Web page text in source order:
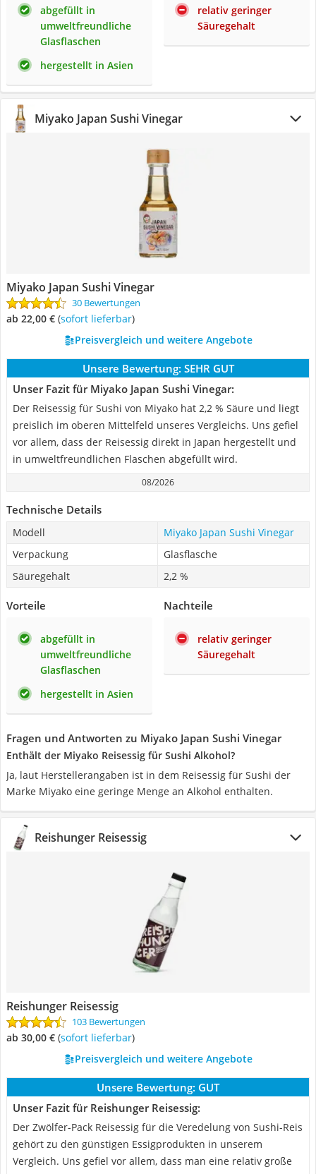
abgefüllt in
umweltfreundliche
Glasflaschen
hergestellt in Asien
relativ geringer
Säuregehalt
Miyako Japan Sushi Vinegar
Miyako Japan Sushi Vinegar
30 Bewertungen
ab 22,00 € ( Sofort lieferbar)
Preisvergleich und weitere Angebote
Unsere Bewertung: SEHR GUT
Unser Fazit für Miyako Japan Sushi Vinegar:
Der Reisessig für Sushi von Miyako hat 2,2 % Säure und liegt
preislich im oberen Mittelfeld unseres Vergleichs. Uns gefiel
vor allem, dass der Reisessig direkt in Japan hergestellt und
in umweltfreundlichen Flaschen abgefüllt wird.
08/2026
Technische Details
Modell
Miyako Japan Sushi Vinegar
Verpackung
Glasflasche
Säuregehalt
2,2 %
Vorteile
abgefüllt in
umweltfreundliche
Glasflaschen
hergestellt in Asien
Nachteile
relativ geringer
Säuregehalt
Fragen und Antworten zu Miyako Japan Sushi Vinegar
Enthält der Miyako Reisessig für Sushi Alkohol?
Ja, laut Herstellerangaben ist in dem Reisessig für Sushi der
Marke Miyako eine geringe Menge an Alkohol enthalten.
Reishunger Reisessig
Reishunger Reisessig
103 Bewertungen
ab 30,00 € ( Sofort lieferbar)
Preisvergleich und weitere Angebote
Unsere Bewertung: GUT
Unser Fazit für Reishunger Reisessig:
Der Zwölfer-Pack Reisessig für die Veredelung von Sushi-Reis
gehört zu den günstigen Essigprodukten in unserem
Vergleich. Uns gefiel vor allem, dass man eine relativ große